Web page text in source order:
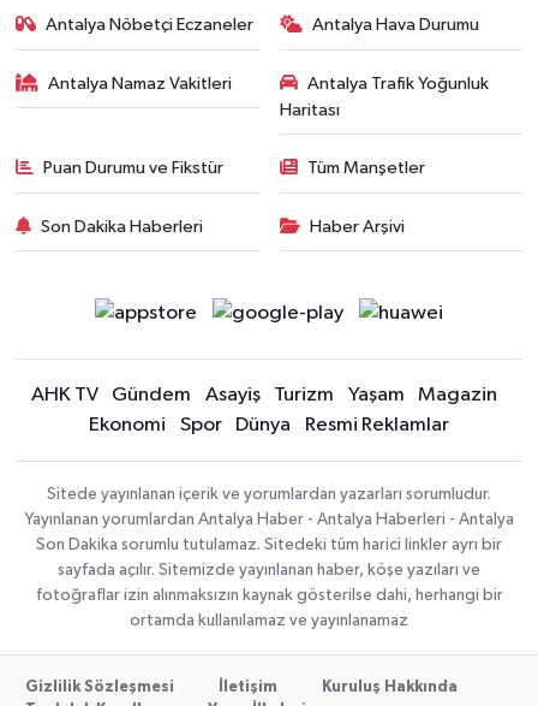
Antalya Nöbetçi Eczaneler Antalya Hava Durumu
Antalya Namaz Vakitleri
Antalya Trafik Yoğunluk
Haritası
Puan Durumu ve Fikstür Tüm Manşetler
Son Dakika Haberleri Haber Arşivi
AHK TV Gündem Asayiş Turizm Yaşam
Magazin
Ekonomi
Spor Dünya Resmi Reklamlar
Sitede yayınlanan içerik ve yorumlardan yazarları sorumludur.
Yayınlanan yorumlardan Antalya Haber - Antalya Haberleri - Antalya
Son Dakika sorumlu tutulamaz. Sitedeki tüm harici linkler ayrı bir
sayfada açılır. Sitemizde yayınlanan haber, köşe yazıları ve
fotoğraflar izin alınmaksızın kaynak gösterilse dahi, herhangi bir
ortamda kullanılamaz ve yayınlanamaz
Gizlilik Sözleşmesi İletişim
Kuruluş Hakkında